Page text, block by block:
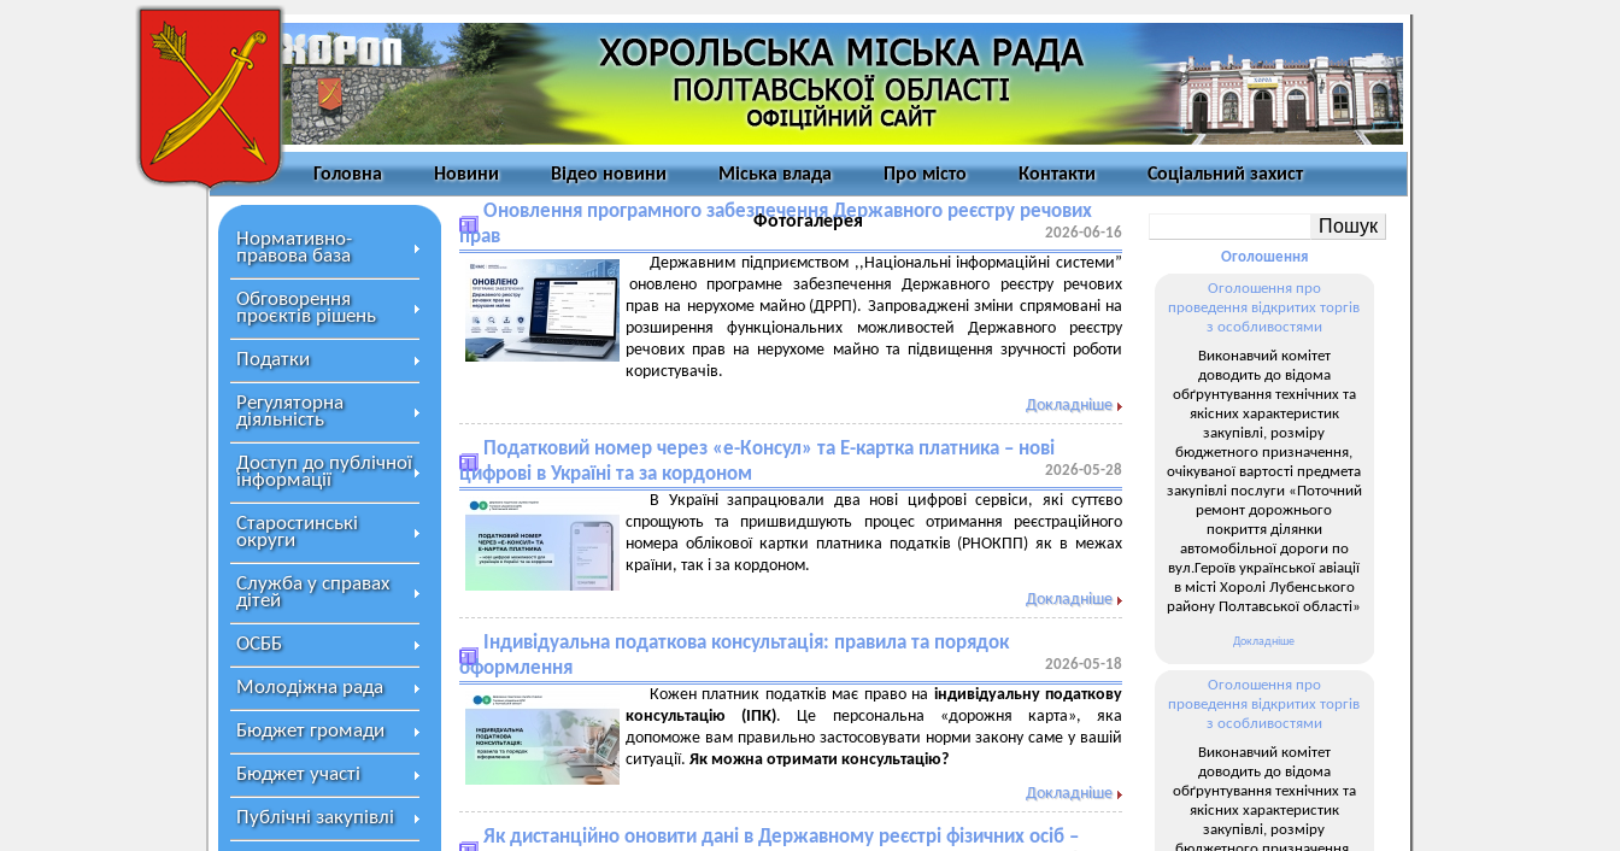
Головна Новини Відео новини Міська влада Про місто Контакти Соціальний захист
Фотогалерея
Нормативно-
правова база
Обговорення
проєктів рішень
Податки
Регуляторна
діяльність
Доступ до публічної
інформації
Старостинські
округи
Служба у справах
дітей
ОСББ
Молодіжна рада
Бюджет громади
Бюджет участі
Публічні закупівлі
Оновлення програмного забезпечення Державного реєстру речових
прав
2026-06-16
Державним підприємством ,,Національні інформаційні системи”
оновлено програмне забезпечення Державного реєстру речових
прав на нерухоме майно (ДРРП). Запроваджені зміни спрямовані на
розширення функціональних можливостей Державного реєстру
речових прав на нерухоме майно та підвищення зручності роботи
користувачів.
Докладніше
Податковий номер через «е-Консул» та Е-картка платника – нові
цифрові в Україні та за кордоном
2026-05-28
В Україні запрацювали два нові цифрові сервіси, які суттєво
спрощують та пришвидшують процес отримання реєстраційного
номера облікової картки платника податків (РНОКПП) як в межах
країни, так і за кордоном.
Докладніше
Індивідуальна податкова консультація: правила та порядок
оформлення
2026-05-18
Кожен платник податків має право на індивідуальну податкову
консультацію (ІПК). Це персональна «дорожня карта», яка
допоможе вам правильно застосовувати норми закону саме у вашій
ситуації. Як можна отримати консультацію?
Докладніше
Як дистанційно оновити дані в Державному реєстрі фізичних осіб –
Оголошення
Оголошення про
проведення відкритих торгів
з особливостями
Виконавчий комітет
доводить до відома
обґрунтування технічних та
якісних характеристик
закупівлі, розміру
бюджетного призначення,
очікуваної вартості предмета
закупівлі послуги «Поточний
ремонт дорожнього
покриття ділянки
автомобільної дороги по
вул.Героїв української авіації
в місті Хоролі Лубенського
району Полтавської області»
Докладніше
Оголошення про
проведення відкритих торгів
з особливостями
Виконавчий комітет
доводить до відома
обґрунтування технічних та
якісних характеристик
закупівлі, розміру